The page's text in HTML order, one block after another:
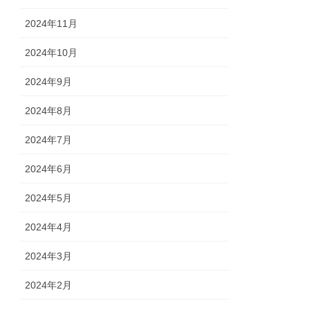
2024年11月
2024年10月
2024年9月
2024年8月
2024年7月
2024年6月
2024年5月
2024年4月
2024年3月
2024年2月